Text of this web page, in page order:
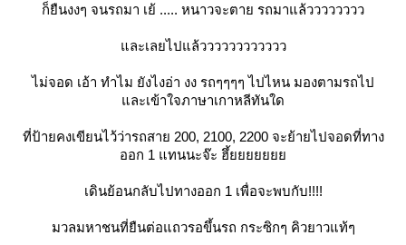
ก็ยืนงงๆ จนรถมา เย้ ..... หนาวจะตาย รถมาแล้วววววววว
ละเลยไปแล้วววววววววววว
ไม่จอด เอ้า ทำไม ยังไงอ่า งง รถๆๆๆๆ ไปไหน มองตามรถไป
ละเข้าใจภาษาเกาหลีทันใด
ที่ป้ายคงเขียนไว้ว่ารถสาย 200, 2100, 2200 จะย้ายไปจอดที่ทาง
ออก 1 แทนนะจ๊ะ ฮึ้
เดินย้อนกลับไปทางออก 1 เพื่อจะพบกับ!!!!
มวลมหาชนที่ยืนต่อแถวรอขึ้นรถ กระซิกๆ คิวยาวแท้ๆ